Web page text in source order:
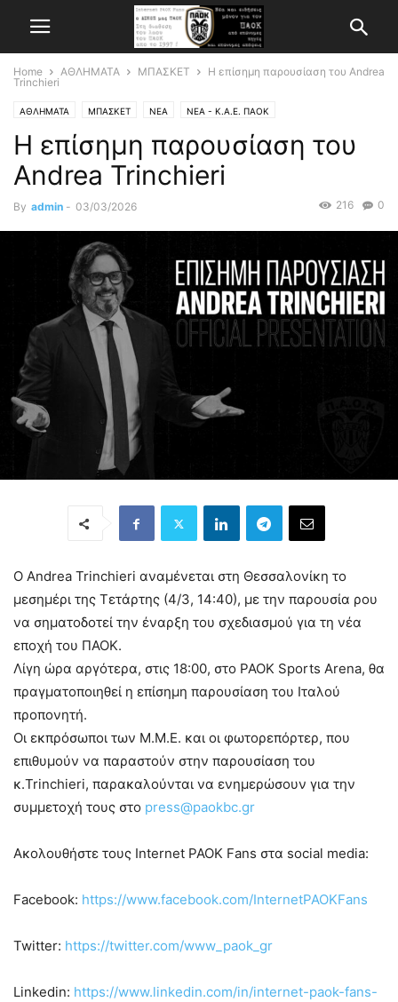
Home ΑΘΛΗΜΑΤΑ ΜΠΑΣΚΕΤ
Η επίσημη παρουσίαση του Andrea
Trinchieri
ΑΘΛΗΜΑΤΑ ΜΠΑΣΚΕΤ ΝΕΑ ΝΕΑ - Κ.Α.Ε. ΠΑΟΚ
Η επίσημη παρουσίαση του
Andrea Trinchieri
By admin - 03/03/2026 0
216
Ο Andrea Trinchieri αναμένεται στη Θεσσαλονίκη το
μεσημέρι της Τετάρτης (4/3, 14:40), με την παρουσία ρου
να σηματοδοτεί την έναρξη του σχεδιασμού για τη νέα
εποχή του ΠΑΟΚ.
Λίγη ώρα αργότερα, στις 18:00, στο PAOK Sports Arena, θα
πραγματοποιηθεί η επίσημη παρουσίαση του Ιταλού
προπονητή.
Οι εκπρόσωποι των Μ.Μ.Ε. και οι φωτορεπόρτερ, που
επιθυμούν να παραστούν στην παρουσίαση του
κ.Trinchieri, παρακαλούνται να ενημερώσουν για την
συμμετοχή τους στο press@paokbc.gr
Ακολουθήστε τους Internet PAOK Fans στα social media:
Facebook: https://www.facebook.com/InternetPAOKFans
Twitter: https://twitter.com/www_paok_gr
Linkedin: https://www.linkedin.com/in/internet-paok-fans-